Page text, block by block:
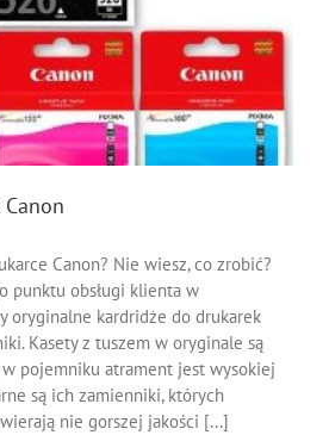
Canon? Nie wiesz, co zrobić?
punktu obsługi klienta w
oryginalne kardridże do drukarek
Kasety z tuszem w oryginale są
pojemniku atrament jest wysokiej
są ich zamienniki, których
nie gorszej jakości [...]